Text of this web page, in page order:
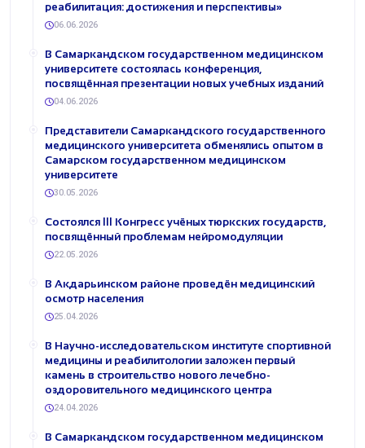
реабилитация: достижения и перспективы»
06.06.2026
В Самаркандском государственном медицинском
университете состоялась конференция,
посвящённая презентации новых учебных изданий
04.06.2026
Представители Самаркандского государственного
медицинского университета обменялись опытом в
Самарском государственном медицинском
университете
30.05.2026
Состоялся III Конгресс учёных тюркских государств,
посвящённый проблемам нейромодуляции
22.05.2026
В Акдарьинском районе проведён медицинский
осмотр населения
25.04.2026
В Научно-исследовательском институте спортивной
медицины и реабилитологии заложен первый
камень в строительство нового лечебно-
оздоровительного медицинского центра
24.04.2026
В Самаркандском государственном медицинском